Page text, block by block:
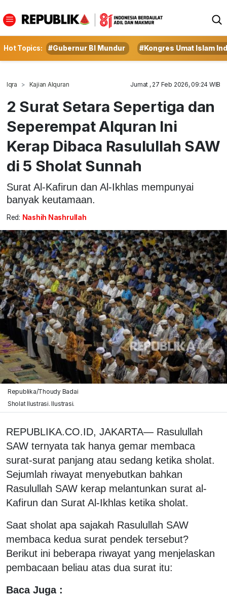
Hot Topics: #Gubernur BI Mundur #Kongres Umat Islam
Iqra Kajian Alquran Jumat , 27 Feb 2026, 09:24 WIB
2 Surat Setara Sepertiga dan
Seperempat Alquran Ini
Kerap Dibaca Rasulullah SAW
di 5 Sholat Sunnah
Surat Al-Kafirun dan Al-Ikhlas mempunyai
banyak keutamaan.
Red: Nashih Nashrullah
Republika/Thoudy Badai
Sholat Ilustrasi. Ilustrasi.
REPUBLIKA.CO.ID, JAKARTA— Rasulullah
SAW ternyata tak hanya gemar membaca
surat-surat panjang atau sedang ketika sholat.
Sejumlah riwayat menyebutkan bahkan
Rasulullah SAW kerap melantunkan surat al-
Kafirun dan Surat Al-Ikhlas ketika sholat.
Saat sholat apa sajakah Rasulullah SAW
membaca kedua surat pendek tersebut?
Berikut ini beberapa riwayat yang menjelaskan
pembacaan beliau atas dua surat itu:
Baca Juga :